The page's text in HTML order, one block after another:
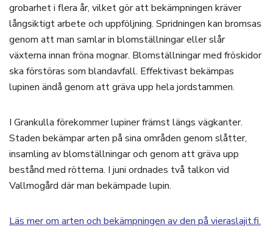
grobarhet i flera år, vilket gör att bekämpningen kräver
långsiktigt arbete och uppföljning. Spridningen kan bromsas
genom att man samlar in blomställningar eller slår
växterna innan fröna mognar. Blomställningar med fröskidor
ska förstöras som blandavfall. Effektivast bekämpas
lupinen ändå genom att gräva upp hela jordstammen.
I Grankulla förekommer lupiner främst längs vägkanter.
Staden bekämpar arten på sina områden genom slåtter,
insamling av blomställningar och genom att gräva upp
bestånd med rötterna. I juni ordnades två talkon vid
Vallmogård där man bekämpade lupin.
Läs mer om arten och bekämpningen av den på vieraslajit.fi.